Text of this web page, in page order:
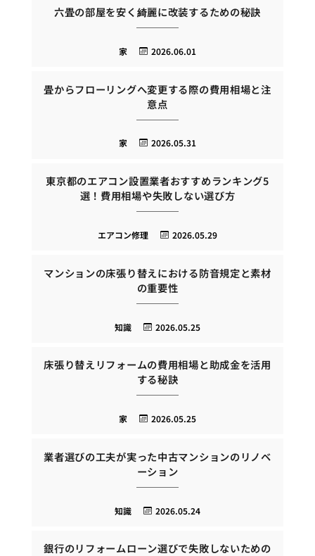
六畳の部屋を安く綺麗に改装するための秘訣
2026.06.01
家
畳からフローリングへ変更する際の費用相場と注
意点
2026.05.31
家
東京都のエアコン設置業者おすすめランキング5
選！費用相場や失敗しない選び方
2026.05.29
エアコン修理
マンションの床張り替えにおける防音規定と素材
の重要性
2026.05.25
知識
床張り替えリフォームの費用相場と助成金を活用
する秘訣
2026.05.25
家
業者選びの工夫が実った中古マンションのリノベ
ーション
2026.05.24
知識
銀行のリフォームローン選びで失敗しないための